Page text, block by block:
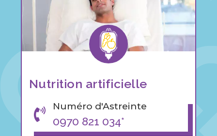
Nutrition artificielle

Numéro d'Astreinte
0970 821 034*